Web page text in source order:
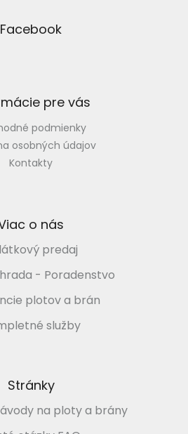
Facebook
pre vás
podmienky
osobných údajov
Kontakty
o nás
predaj
- Poradenstvo
plotov a brán
služby
Stránky
na ploty a brány